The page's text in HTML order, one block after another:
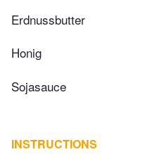
Erdnussbutter
Honig
Sojasauce
INSTRUCTIONS